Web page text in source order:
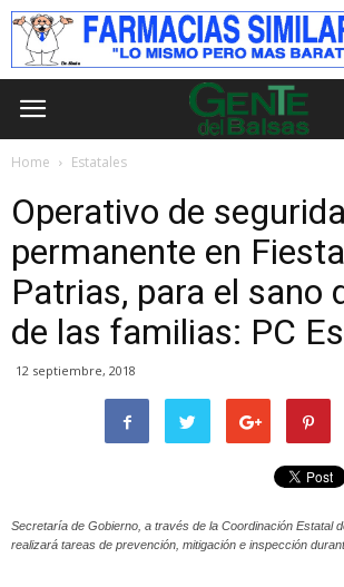
Home Estatales
Operativo de
permanente en
Patrias, para el sano
de las familias: PC
12 septiembre, 2018
Secretaría de Gobierno, a través de la Coordinación Estatal
realizará tareas de prevención, mitigación e inspección